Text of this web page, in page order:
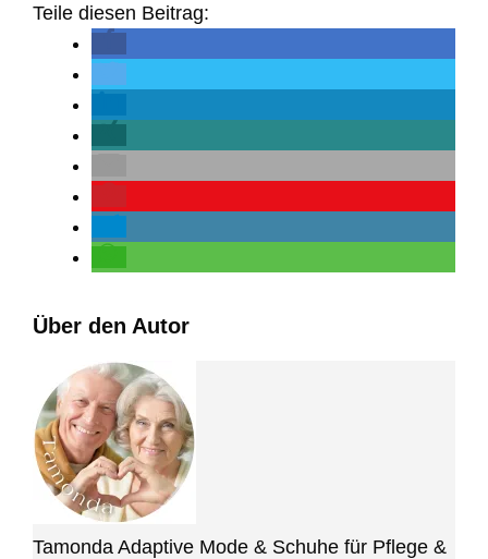
Teile diesen Beitrag:
Über den Autor
Tamonda Adaptive Mode & Schuhe für Pflege &